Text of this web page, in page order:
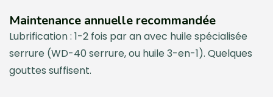
Maintenance annuelle recommandée
Lubrification : 1-2 fois par an avec huile spécialisée
serrure (WD-40 serrure, ou huile 3-en-1). Quelques
gouttes suffisent.